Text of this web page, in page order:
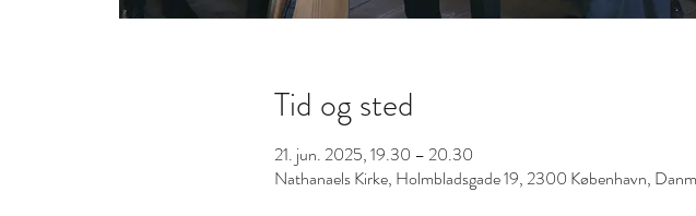
Tid og sted
21. jun. 2025, 19.30 – 20.30
Nathanaels Kirke, Holmbladsgade 19, 2300 København,